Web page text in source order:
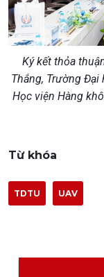
Ký kết thỏa
Thắng, Trường Đại
Học viện Hàng
Từ khóa
TDTU UAV